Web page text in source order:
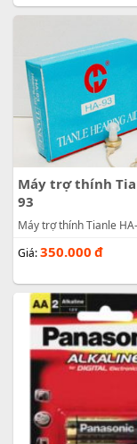
Máy trợ thính
93
Máy trợ thính Tianle
Giá:350.000 đ